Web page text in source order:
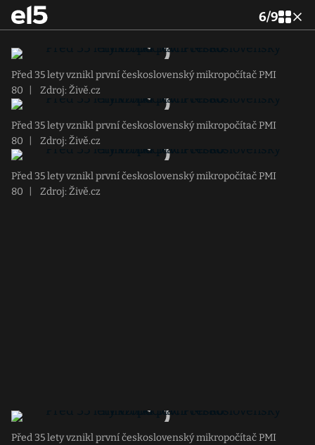
6/9
Před 35 lety vznikl první československý mikropočítač PMI
80
Zdroj: Živě.cz
Před 35 lety vznikl první československý mikropočítač PMI
80
Zdroj: Živě.cz
Před 35 lety vznikl první československý mikropočítač PMI
80
Zdroj: Živě.cz
Před 35 lety vznikl první československý mikropočítač PMI